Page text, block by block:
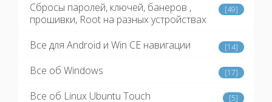
Сбросы паролей, ключей, банеров ,
прошивки, Root на разных устройствах
[49]
Все для Android и Win CE навигации [14]
Все об Windows [17]
Все об Linux Ubuntu Touch [5]